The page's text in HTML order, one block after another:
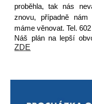
proběhla, tak nás
znovu, případně
máme věnovat. Tel.
Náš plán na lepší
ZDE